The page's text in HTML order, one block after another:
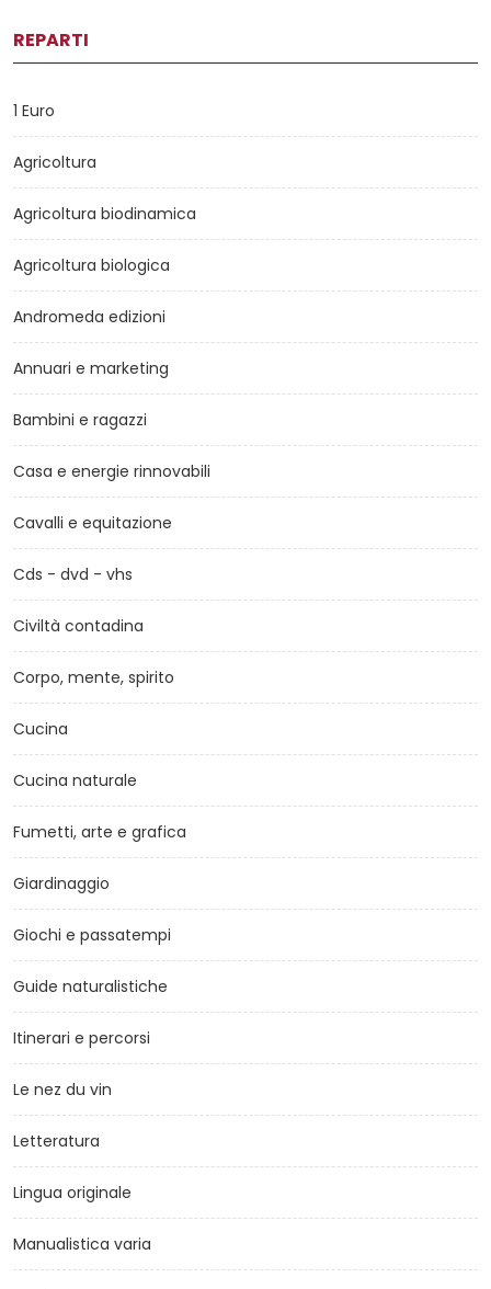
REPARTI
1 Euro
Agricoltura
Agricoltura biodinamica
Agricoltura biologica
Andromeda edizioni
Annuari e marketing
Bambini e ragazzi
Casa e energie rinnovabili
Cavalli e equitazione
Cds - dvd - vhs
Civiltà contadina
Corpo, mente, spirito
Cucina
Cucina naturale
Fumetti, arte e grafica
Giardinaggio
Giochi e passatempi
Guide naturalistiche
Itinerari e percorsi
Le nez du vin
Letteratura
Lingua originale
Manualistica varia